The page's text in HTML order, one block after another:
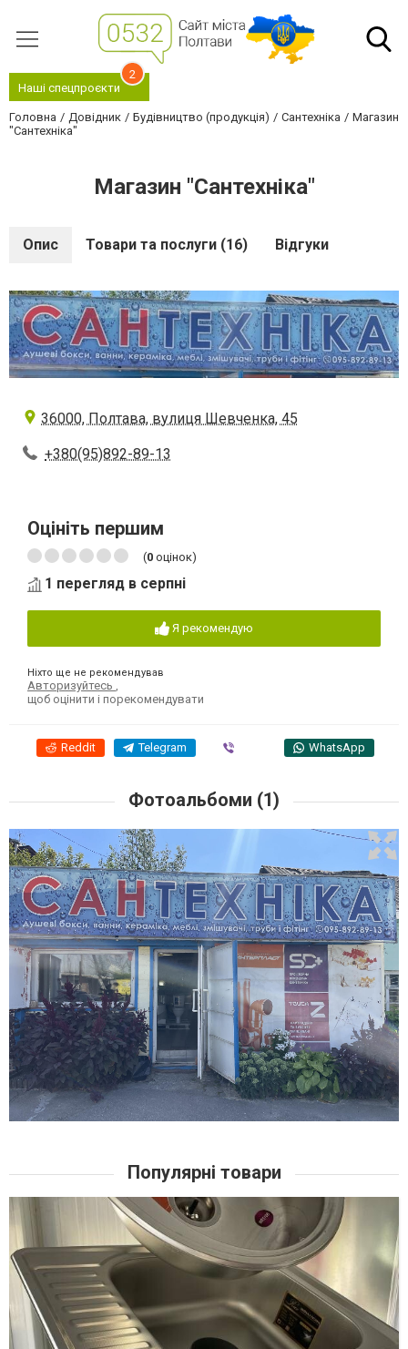
Наші спецпроєкти
2
Головна Довідник Будівництво (продукція) Сантехніка
Магазин
"Сантехніка"
Магазин "Сантехніка"
Опис Товари та послуги (16) Відгуки
36000, Полтава, вулиця Шевченка, 45
+380(95)892-89-13
Оцініть першим
(0 оцінок)
1 перегляд в серпні
Я рекомендую
Ніхто ще не рекомендував
Авторизуйтесь ,
щоб оцінити і порекомендувати
Reddit Telegram WhatsApp
Фотоальбоми (1)
Популярні товари